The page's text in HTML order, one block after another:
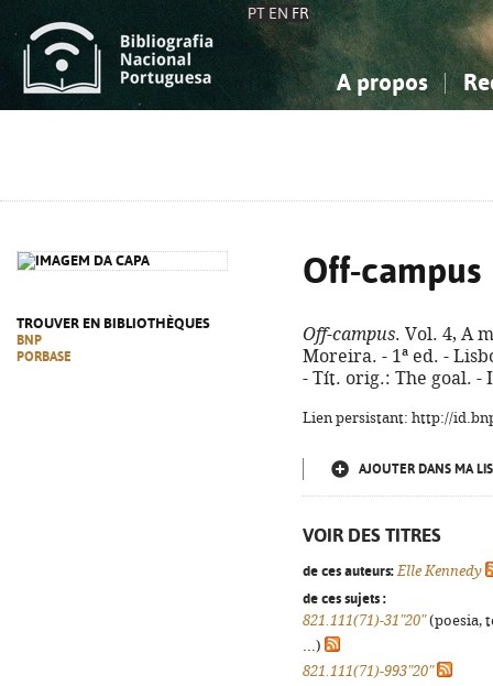
PT EN FR
A propos
TROUVER EN BIBLIOTHÈQUES
BNP
PORBASE
Off-campus
Off-campus. Vol. 4, A
Moreira. - 1ª ed. -
- Tít. orig.: The goal. -
Lien persistant: http://
AJOUTER DANS MA
VOIR DES TITRES
de ces auteurs: Elle Kennedy
de ces sujets :
821.111(71)-31"20"(poesia,
...)
821.111(71)-993"20"